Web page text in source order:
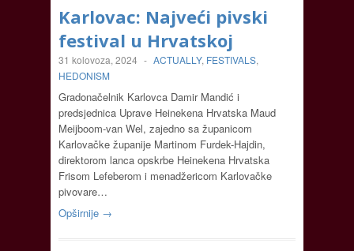
Karlovac: Najveći pivski
festival u Hrvatskoj
31 kolovoza, 2024 - ACTUALLY, FESTIVALS,
HEDONISM
Gradonačelnik Karlovca Damir Mandić i
predsjednica Uprave Heinekena Hrvatska Maud
Meijboom-van Wel, zajedno sa županicom
Karlovačke županije Martinom Furdek-Hajdin,
direktorom lanca opskrbe Heinekena Hrvatska
Frisom Lefeberom i menadžericom Karlovačke
pivovare…
Opširnije →